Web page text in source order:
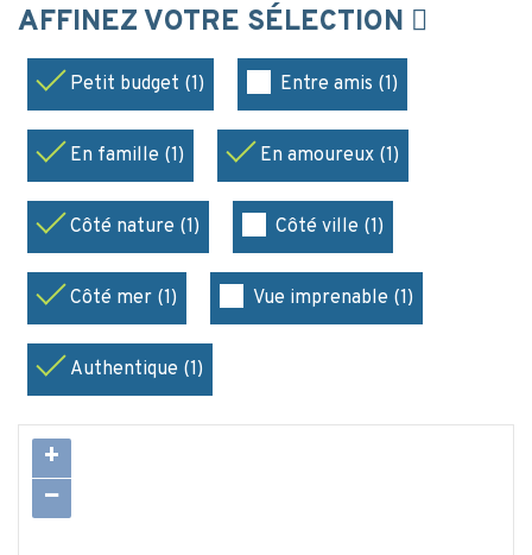
AFFINEZ VOTRE SÉLECTION
Petit budget (1) Entre amis (1)
En famille (1) En amoureux (1)
Côté nature (1) Côté ville (1)
Côté mer (1) Vue imprenable (1)
Authentique (1)
+
−